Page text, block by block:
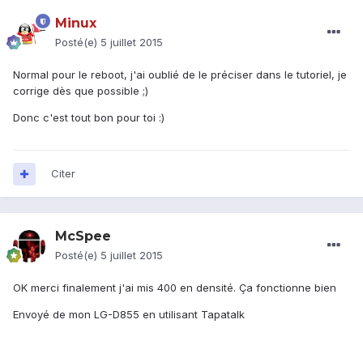
Minux
Posté(e) 5 juillet 2015
Normal pour le reboot, j'ai oublié de le préciser dans le tutoriel, je
corrige dès que possible ;)
Donc c'est tout bon pour toi :)
Citer
McSpee
Posté(e) 5 juillet 2015
OK merci finalement j'ai mis 400 en densité. Ça fonctionne bien
Envoyé de mon LG-D855 en utilisant Tapatalk